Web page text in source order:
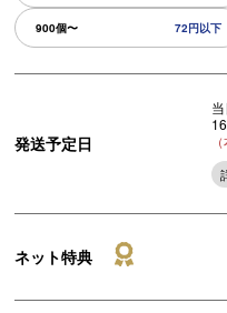
900個〜 72円以下
発送予定日
ネット特典